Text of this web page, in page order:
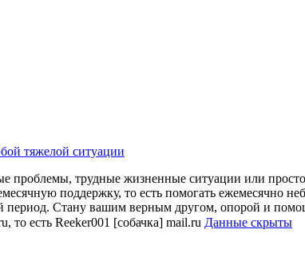
тяжелой ситуации
проблемы, трудные жизненные ситуации или
поддержку, то есть помогать
период. Стану вашим верным другом, опорой и
есть Reeker001 [собачка] mail.ru Данные скрыты